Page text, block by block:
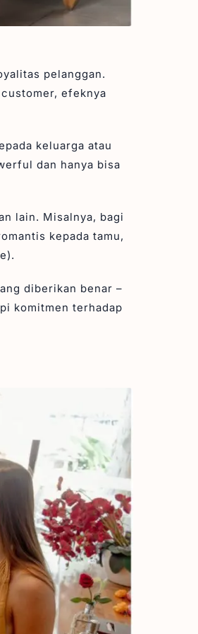
pelanggan.
efeknya
keluarga atau
dan hanya bisa
lain. Misalnya, bagi
kepada tamu,
diberikan benar –
komitmen terhadap